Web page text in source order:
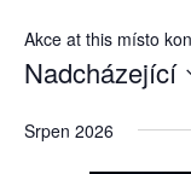
Akce at this místo
Nadcházející
datum.
Srpen 2026